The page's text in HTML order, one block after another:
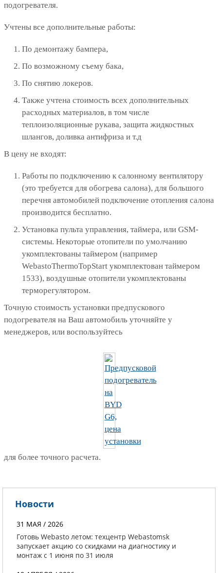
подогревателя.
Учтены все дополнительные работы:
По демонтажу бампера,
По возможному съему бака,
По снятию локеров.
Также учтена стоимость всех дополнительных
расходных материалов, в том числе
теплоизоляционные рукава, защита жидкостных
шлангов, доливка антифриза и т.д
В цену не входят:
Работы по подключению к салонному вентилятору
(это требуется для обогрева салона), для большого
перечня автомобилей подключение отопления салона
производится бесплатно.
Установка пульта управления, таймера, или GSM-
системы. Некоторые отопители по умолчанию
укомплектованы таймером (например
WebastoThermoTopStart укомплектован таймером
1533), воздушные отопители укомплектованы
терморегулятором.
Точную стоимость установки предпускового
подогревателя на Ваш автомобиль уточняйте у
менеджеров, или воспользуйтесь
для более точного расчета.
Новости
31 МАЯ / 2026
Готовь Webasto летом: техцентр Webastomsk
запускает акцию со скидками на диагностику и
монтаж с 1 июня по 31 июля